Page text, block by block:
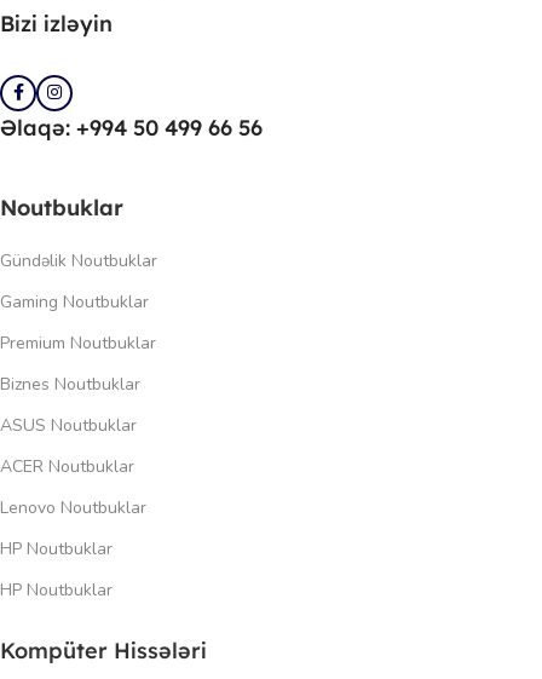
Bizi izləyin
Əlaqə: +994 50 499 66 56
Noutbuklar
Gündəlik Noutbuklar
Gaming Noutbuklar
Premium Noutbuklar
Biznes Noutbuklar
ASUS Noutbuklar
ACER Noutbuklar
Lenovo Noutbuklar
HP Noutbuklar
HP Noutbuklar
Kompüter Hissələri